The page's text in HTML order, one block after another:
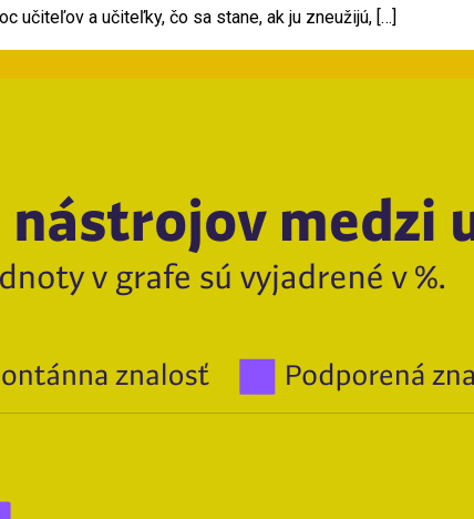
učiteľov a učiteľky, čo sa stane, ak ju zneužijú, […]